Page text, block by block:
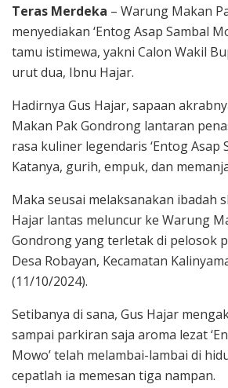
Teras Merdeka – Warung Makan
menyediakan ‘Entog Asap Sambal
tamu istimewa, yakni Calon Wakil
urut dua, Ibnu Hajar.
Hadirnya Gus Hajar, sapaan
Makan Pak Gondrong lantaran
rasa kuliner legendaris ‘Entog Asap
Katanya, gurih, empuk, dan
Maka seusai melaksanakan ibadah
Hajar lantas meluncur ke Warung
Gondrong yang terletak di pelosok
Desa Robayan, Kecamatan
(11/10/2024).
Setibanya di sana, Gus Hajar
sampai parkiran saja aroma lezat
Mowo’ telah melambai-lambai di
cepatlah ia memesan tiga nampan.